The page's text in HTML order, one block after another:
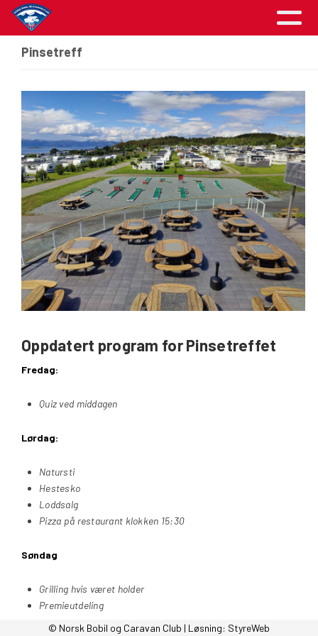
Pinsetreff
Oppdatert program for Pinsetreffet
Fredag:
Quiz ved middagen
Lørdag:
Natursti
Hestesko
Loddsalg
Pizza på restaurant klokken 15:30
Søndag
Grilling hvis været holder
Premieutdeling
© Norsk Bobil og Caravan Club | Løsning: StyreWeb